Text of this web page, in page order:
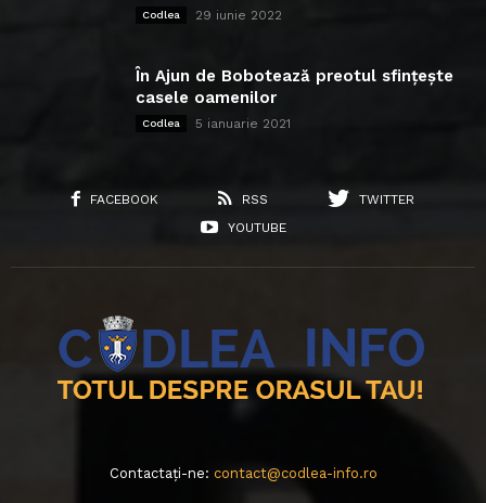
Codlea 29 iunie 2022
În Ajun de Bobotează preotul sfințește
casele oamenilor
Codlea 5 ianuarie 2021
FACEBOOK RSS
TWITTER
YOUTUBE
Contactați-ne: contact@codlea-info.ro